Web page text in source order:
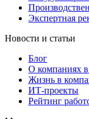
Экспертная
Новости и статьи
Блог
О компаниях
Жизнь в
ИТ-проекты
Рейтинг